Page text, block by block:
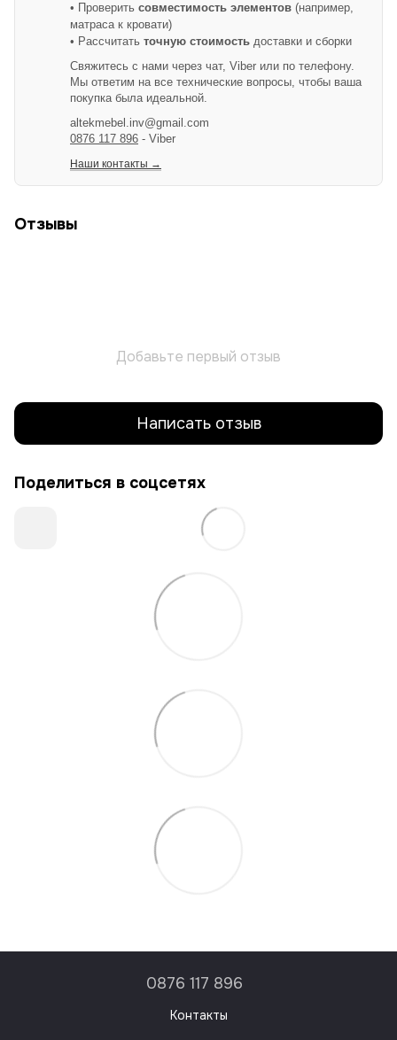
• Проверить совместимость элементов (например,
матраса к кровати)
• Рассчитать точную стоимость доставки и сборки
Свяжитесь с нами через чат, Viber или по телефону.
Мы ответим на все технические вопросы, чтобы ваша
покупка была идеальной.
altekmebel.inv@gmail.com
0876 117 896 - Viber
Наши контакты →
Отзывы
Добавьте первый отзыв
Написать отзыв
Поделиться в соцсетях
0876 117 896
Контакты